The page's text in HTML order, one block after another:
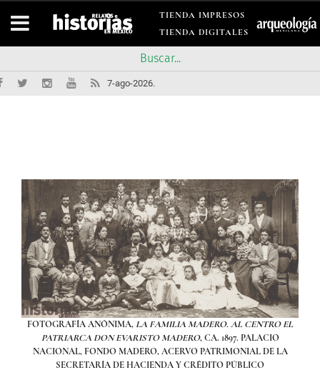
TIENDA IMPRESOS
TIENDA DIGITALES
7-ago-2026.
FOTOGRAFÍA ANÓNIMA,LA FAMILIA MADERO. AL CENTRO EL
PATRIARCA DON EVARISTO MADERO, CA. 1897. PALACIO
NACIONAL, FONDO MADERO, ACERVO PATRIMONIAL DE LA
SECRETARÍA DE HACIENDA Y CRÉDITO PÚBLICO